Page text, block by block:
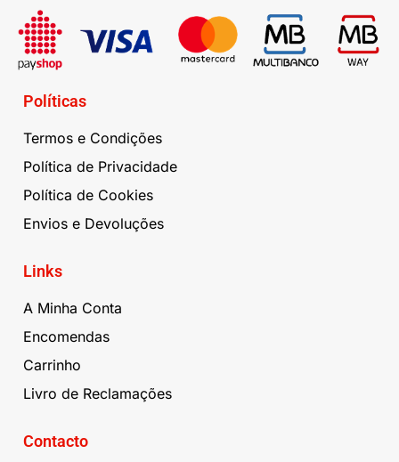
Políticas
Termos e Condições
Política de Privacidade
Política de Cookies
Envios e Devoluções
Links
A Minha Conta
Encomendas
Carrinho
Livro de Reclamações
Contacto